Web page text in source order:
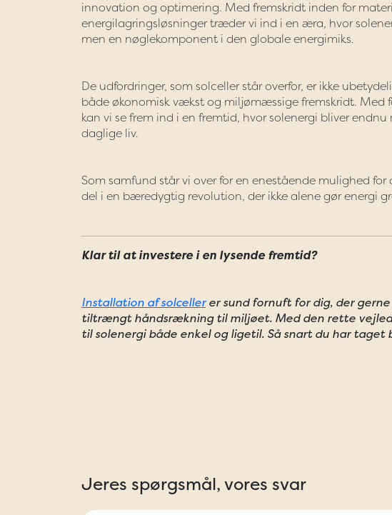
innovation og optimering. Med fremskridt inden for
energilagringsløsninger træder vi ind i en æra, hvor
men en nøglekomponent i den globale energimiks.
De udfordringer, som solceller står overfor, er ikke
både økonomisk vækst og miljømæssige fremskridt.
kan vi se frem ind i en fremtid, hvor solenergi bliver
daglige liv.
Som samfund står vi over for en enestående mulighed
del i en bæredygtig revolution, der ikke alene gør energi
Klar til at investere i en lysende fremtid?
Installation af solcellerer sund fornuft for dig, der
tiltrængt håndsrækning til miljøet. Med den rette
til solenergi både enkel og ligetil. Så snart du har
Jeres spørgsmål, vores svar